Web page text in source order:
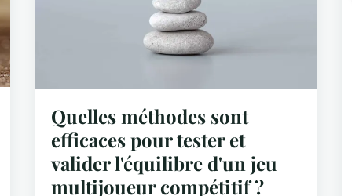
Quelles méthodes sont
efficaces pour tester et
valider l'équilibre d'un jeu
multijoueur compétitif ?